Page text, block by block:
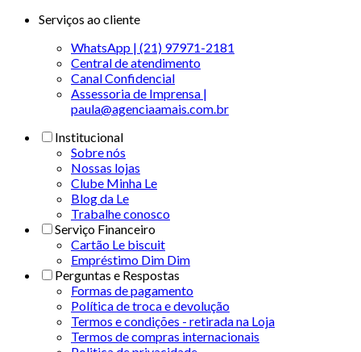
Serviços ao cliente
WhatsApp | (21) 97971-2181
Central de atendimento
Canal Confidencial
Assessoria de Imprensa |
paula@agenciaamais.com.br
Institucional
Sobre nós
Nossas lojas
Clube Minha Le
Blog da Le
Trabalhe conosco
Serviço Financeiro
Cartão Le biscuit
Empréstimo Dim Dim
Perguntas e Respostas
Formas de pagamento
Política de troca e devolução
Termos e condições - retirada na Loja
Termos de compras internacionais